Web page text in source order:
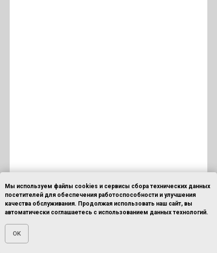
Главная
Мы используем файлы cookies и сервисы сбора технических данных
посетителей для обеспечения работоспособности и улучшения
качества обслуживания. Продолжая использовать наш сайт, вы
автоматически соглашаетесь с использованием данных технологий.
OK